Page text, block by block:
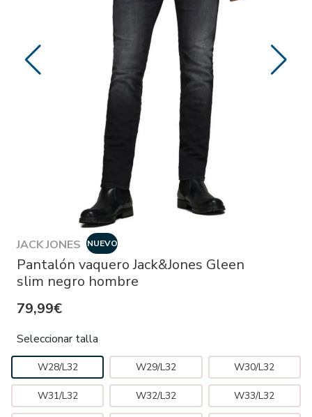
JACK JONES NUEVO
Pantalón vaquero Jack&Jones Gleen
slim negro hombre
79,99€
Seleccionar talla
W28/L32 W29/L32 W30/L32
W31/L32 W32/L32 W33/L32